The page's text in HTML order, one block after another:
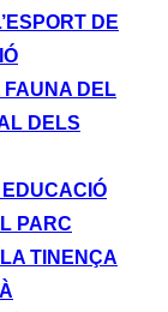
DE
FAUNA DEL
DELS
PARC
TINENÇA